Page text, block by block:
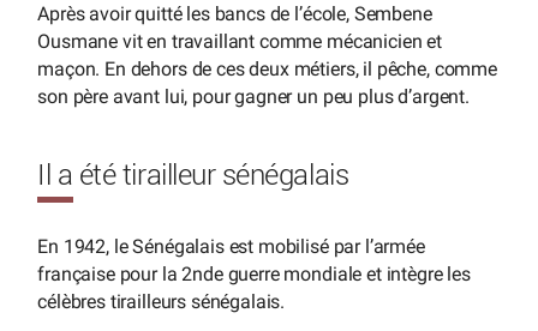
Après avoir quitté les bancs de l’école, Sembene
Ousmane vit en travaillant comme mécanicien et
maçon. En dehors de ces deux métiers, il pêche, comme
son père avant lui, pour gagner un peu plus d’argent.
Il a été tirailleur sénégalais
En 1942, le Sénégalais est mobilisé par l’armée
française pour la 2nde guerre mondiale et intègre les
célèbres tirailleurs sénégalais.